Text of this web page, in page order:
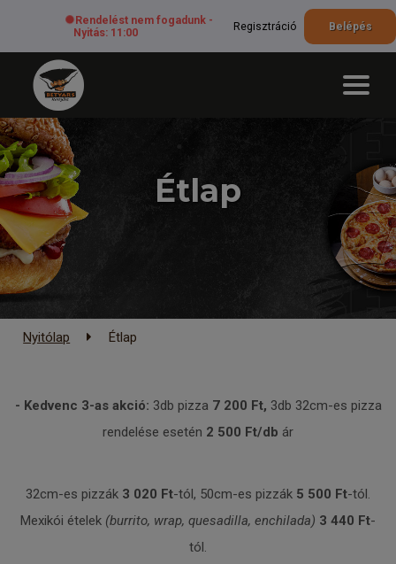
Rendelést nem fogadunk -
Nyitás: 11:00
Regisztráció Belépés
Étlap
Nyitólap Étlap
- Kedvenc 3-as akció: 3db pizza 7 200 Ft, 3db 32cm-es pizza
rendelése esetén 2 500 Ft/db ár
32cm-es pizzák 3 020 Ft-tól, 50cm-es pizzák 5 500 Ft-tól.
Mexikói ételek (burrito, wrap, quesadilla, enchilada) 3 440 Ft-
tól.